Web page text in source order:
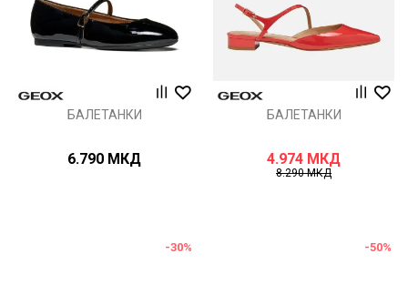
БАЛЕТАНКИ
6.790 МКД
БАЛЕТАНКИ
4.974 МКД
8.290МКД
-30% -50%